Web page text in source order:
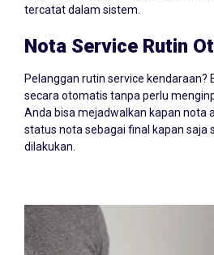
tercatat dalam sistem.
Nota Service Rutin
Pelanggan rutin service kendaraan?
secara otomatis tanpa perlu
Anda bisa mejadwalkan kapan nota
status nota sebagai final kapan saja
dilakukan.